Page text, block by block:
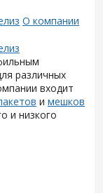
О компании
различных
входит
и мешков
и низкого